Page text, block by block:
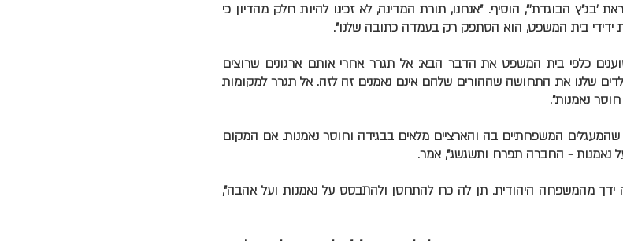
'בג"ץ הבוגדת'", הוסיף. "אנחנו, תורת המדינה, לא זכינו להיות חלק מהדיון כי
ידידי בית המשפט, הוא הסתפק רק בעמדה כתובה שלנו".
כלפי בית המשפט את הדבר הבא: אל תגרר אחרי אותם ארגונים שרוצים
שלנו את התחושה שההורים שלהם אינם נאמנים זה לזה. אל תגרר למקומות
נאמנות".
המשפחתיים בה והארציים מלאים בבגידה וחוסר נאמנות. אם המקום
נאמנות - החברה תפרח ותשגשג", אמר.
ידך מהמשפחה היהודית. תן לה כח להתחסן ולהתבסס על נאמנות ועל אהבה",